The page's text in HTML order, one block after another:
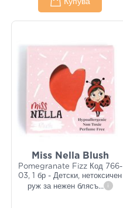
Купува
Miss Nella Blush
Pomegranate Fizz Код 766-
03, 1 бр - Детски, нетоксичен
руж за нежен блясъ... i